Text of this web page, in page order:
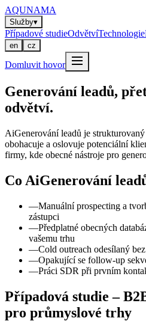
AQUNAMA
Služby▾
Případové studieOdvětvíTechnologie
en cz
Domluvit hovor
Generování leadů,
odvětví.
AiGenerování leadů je
obohacuje a oslovuje potenciální
firmy, kde obecné nástroje pro
Co AiGenerování
—Manuální prospecting a
zástupci
—Předplatné obecných
vašemu trhu
—Cold outreach odesílaný
—Opakující se follow-up
—Práci SDR při prvním
Případová studie –
pro průmyslové trhy